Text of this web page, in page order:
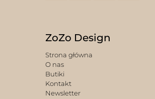
ZoZo Design
Strona główna
O nas
Butiki
Kontakt
Newsletter